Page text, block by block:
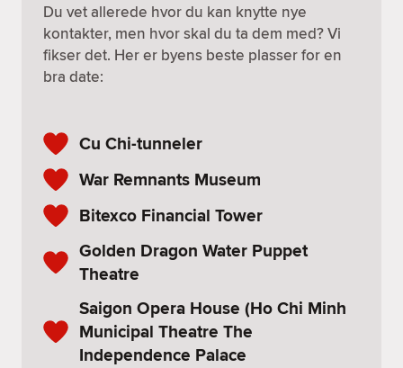
Du vet allerede hvor du kan knytte nye
kontakter, men hvor skal du ta dem med? Vi
fikser det. Her er byens beste plasser for en
bra date:
Cu Chi-tunneler
War Remnants Museum
Bitexco Financial Tower
Golden Dragon Water Puppet
Theatre
Saigon Opera House (Ho Chi Minh
Municipal Theatre The
Independence Palace